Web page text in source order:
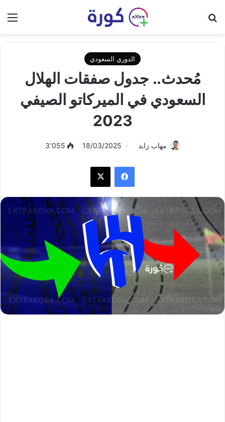
الدوري السعودي
مُحدث.. جدول صفقات الهلال
السعودي في الميركاتو الصيفي
2023
مهاب زايد 18/03/2025 3٬055
فيسبوك